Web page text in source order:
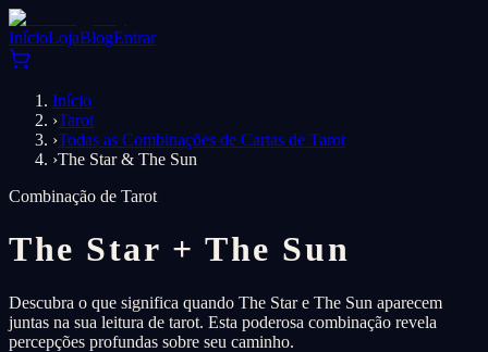
InícioLojaBlogEntrar
Início
›Tarot
›Todas as Combinações de Cartas de Tarot
›The Star & The Sun
Combinação de Tarot
The Star +The Sun
Descubra o que significa quando The Star e The Sun aparecem
juntas na sua leitura de tarot. Esta poderosa combinação revela
percepções profundas sobre seu caminho.